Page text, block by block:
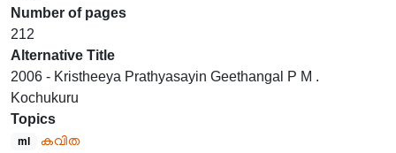
Number of pages
212
Alternative Title
2006 - Kristheeya Prathyasayin Geethangal P M .
Kochukuru
Topics
ml കവിത